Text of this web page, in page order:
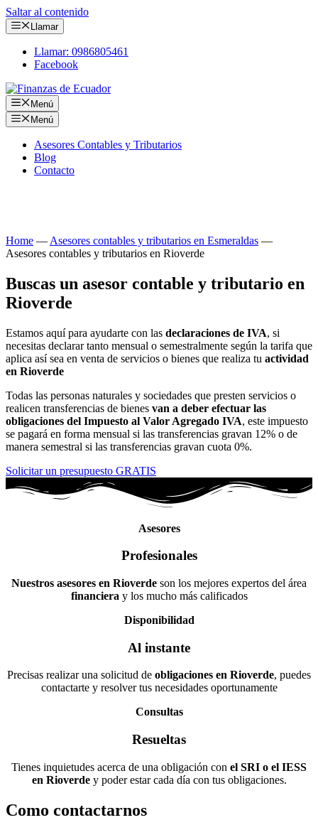
Saltar al contenido
Llamar
Llamar: 0986805461
Facebook
Menú
Menú
Asesores Contables y Tributarios
Blog
Contacto
Home —Asesores contables y tributarios en Esmeraldas —
Asesores contables y tributarios en Rioverde
Buscas un asesor contable y tributario en
Rioverde
Estamos aquí para ayudarte con las declaraciones de IVA, si
necesitas declarar tanto mensual o semestralmente según la tarifa que
aplica así sea en venta de servicios o bienes que realiza tu actividad
en Rioverde
Todas las personas naturales y sociedades que presten servicios o
realicen transferencias de bienes van a deber efectuar las
obligaciones del Impuesto al Valor Agregado IVA, este impuesto
se pagará en forma mensual si las transferencias gravan 12% o de
manera semestral si las transferencias gravan cuota 0%.
Solicitar un presupuesto GRATIS
Asesores
Profesionales
Nuestros asesores en Rioverde son los mejores expertos del área
financiera y los mucho más calificados
Disponibilidad
Al instante
Precisas realizar una solicitud de obligaciones en Rioverde, puedes
contactarte y resolver tus necesidades oportunamente
Consultas
Resueltas
Tienes inquietudes acerca de una obligación con el SRI o el IESS
en Rioverdey poder estar cada día con tus obligaciones.
Como contactarnos